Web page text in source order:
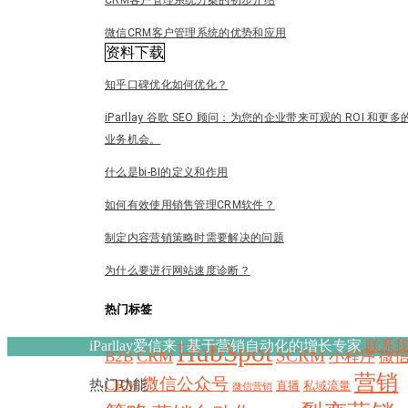
微信CRM客户管理系统的优势和应用
资料下载
知乎口碑优化如何优化？
iParllay 谷歌 SEO 顾问：为您的企业带来可观的 ROI 和更多
业务机会。
什么是bi-BI的定义和作用
如何有效使用销售管理CRM软件？
制定内容营销策略时需要解决的问题
为什么要进行网站速度诊断？
热门标签
B2B CRM HubSpotSCRM 小程序 微
CRM 微信公众号 微信营销 直播 私域流量 营销
iParllay爱信来 | 基于营销自动化的增长专家 联系
热门功能